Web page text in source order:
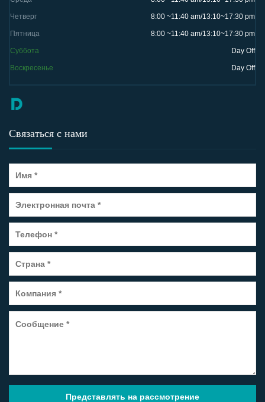
Четверг 8:00 ~11:40 am/13:10~17:30 pm
Пятница 8:00 ~11:40 am/13:10~17:30 pm
Суббота Day Off
Воскресенье Day Off
Связаться с нами